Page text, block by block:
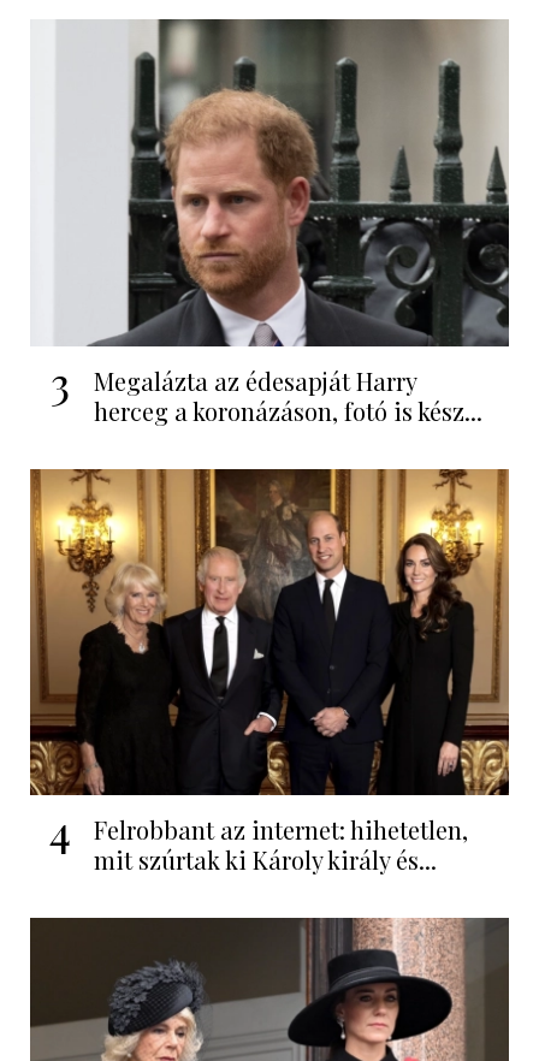
3
Megalázta az édesapját Harry
herceg a koronázáson, fotó is kész...
4
Felrobbant az internet: hihetetlen,
mit szúrtak ki Károly király és...